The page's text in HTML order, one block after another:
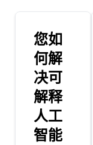
您如
何解
决可
解释
人工
智能